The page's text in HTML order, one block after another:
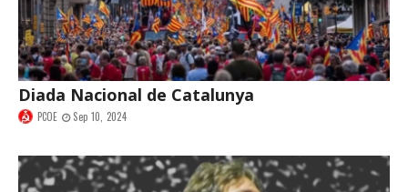
Diada Nacional de Catalunya
PCOE Sep 10, 2024